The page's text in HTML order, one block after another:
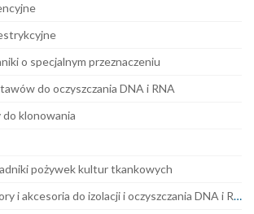
o specjalnym przeznaczeniu
do oczyszczania DNA i RNA
do klonowania
pożywek kultur tkankowych
i akcesoria do izolacji i oczyszczania DNA i RNA